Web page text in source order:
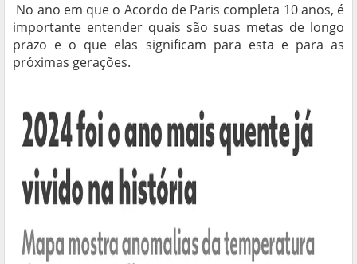
No ano em que o Acordo de Paris completa 10 anos, é
importante entender quais são suas metas de longo
prazo e o que elas significam para esta e para as
próximas gerações.